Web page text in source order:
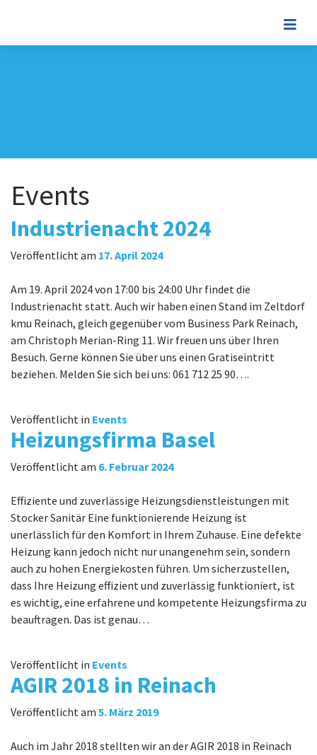
Events
Industrienacht 2024
Veröffentlicht am 17. April 2024
Am 19. April 2024 von 17:00 bis 24:00 Uhr findet die
Industrienacht statt. Auch wir haben einen Stand im Zeltdorf
kmu Reinach, gleich gegenüber vom Business Park Reinach,
am Christoph Merian-Ring 11. Wir freuen uns über Ihren
Besuch. Gerne können Sie über uns einen Gratiseintritt
beziehen. Melden Sie sich bei uns: 061 712 25 90….
Veröffentlicht in Events
Heizungsfirma Basel
Veröffentlicht am 6. Februar 2024
Effiziente und zuverlässige Heizungsdienstleistungen mit
Stocker Sanitär Eine funktionierende Heizung ist
unerlässlich für den Komfort in Ihrem Zuhause. Eine defekte
Heizung kann jedoch nicht nur unangenehm sein, sondern
auch zu hohen Energiekosten führen. Um sicherzustellen,
dass Ihre Heizung effizient und zuverlässig funktioniert, ist
es wichtig, eine erfahrene und kompetente Heizungsfirma zu
beauftragen. Das ist genau…
Veröffentlicht in Events
AGIR 2018 in Reinach
Veröffentlicht am 5. März 2019
Auch im Jahr 2018 stellten wir an der AGIR 2018 in Reinach